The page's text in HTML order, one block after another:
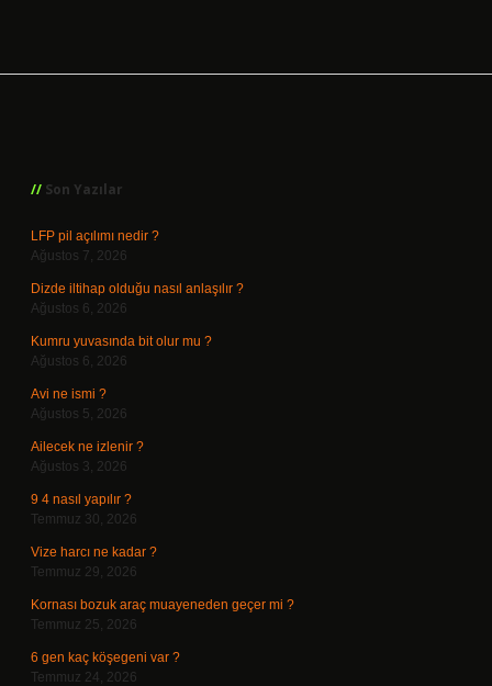
Son Yazılar
LFP pil açılımı nedir ?
Ağustos 7, 2026
Dizde iltihap olduğu nasıl anlaşılır ?
Ağustos 6, 2026
Kumru yuvasında bit olur mu ?
Ağustos 6, 2026
Avi ne ismi ?
Ağustos 5, 2026
Ailecek ne izlenir ?
Ağustos 3, 2026
9 4 nasıl yapılır ?
Temmuz 30, 2026
Vize harcı ne kadar ?
Temmuz 29, 2026
Kornası bozuk araç muayeneden geçer mi ?
Temmuz 25, 2026
6 gen kaç köşegeni var ?
Temmuz 24, 2026